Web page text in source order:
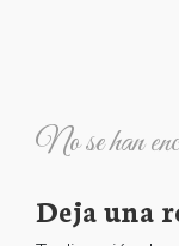
No se han
Deja una